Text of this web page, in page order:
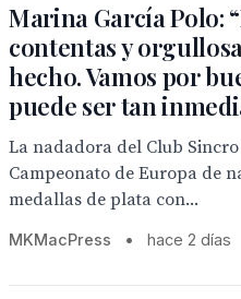
Marina García Polo:
contentas y
hecho. Vamos por
puede ser tan
La nadadora del Club
Campeonato de Europa de
medallas de plata con...
MKMacPress • hace 2 días